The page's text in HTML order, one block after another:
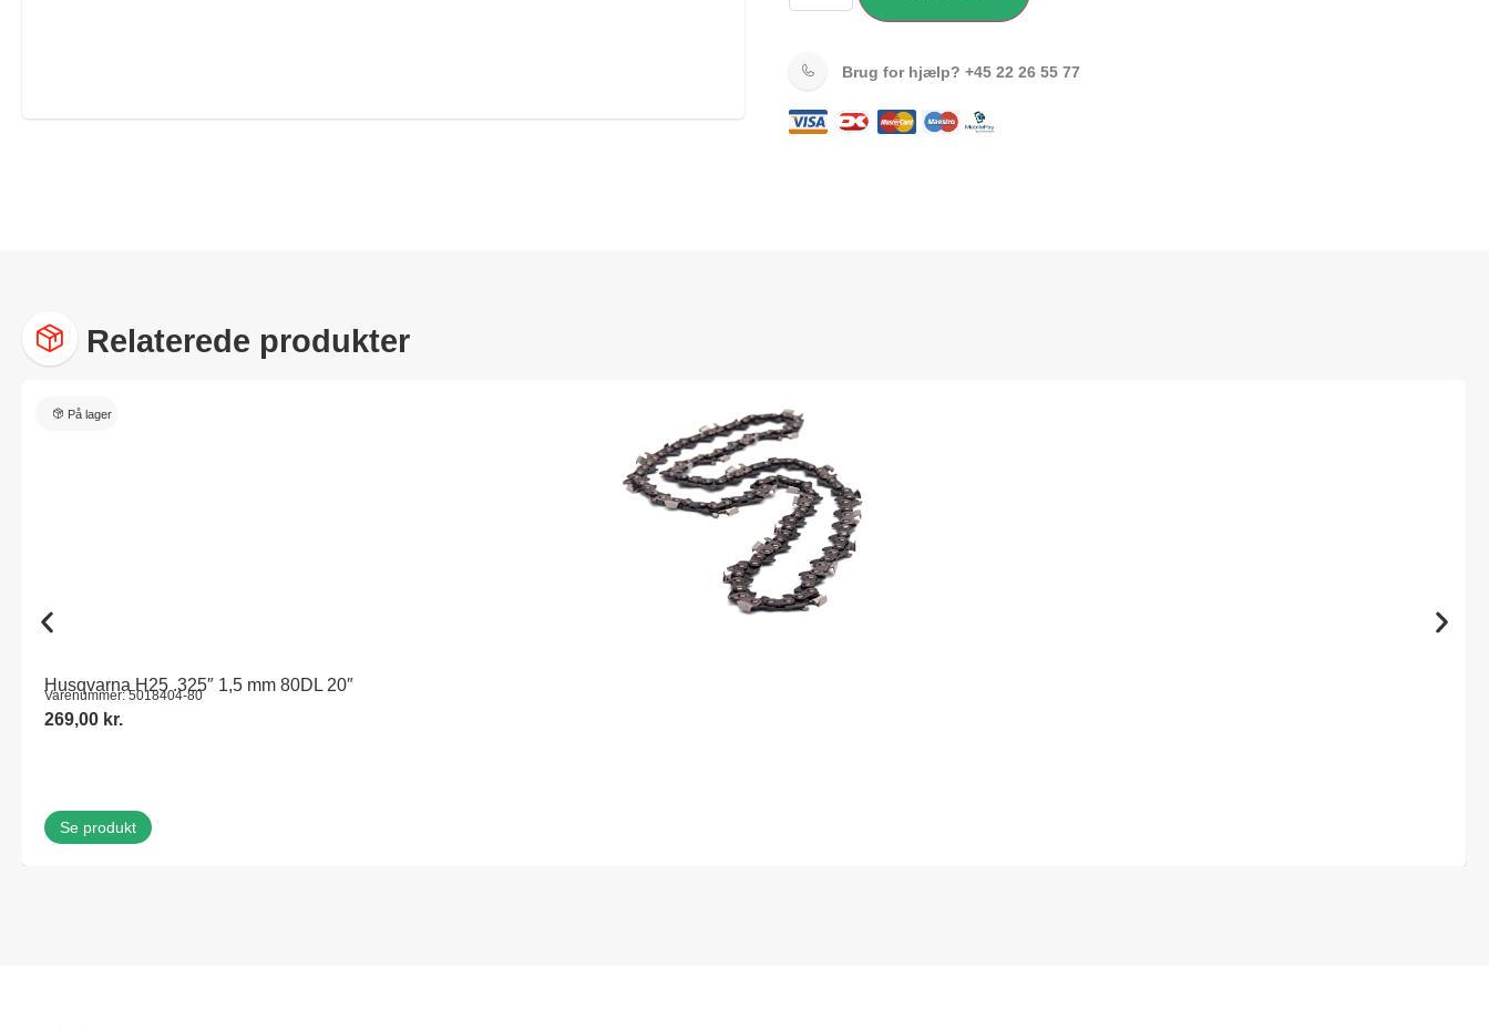
Brug for hjælp? +45 22 26 55 77
Relaterede produkter
På lager
Husqvarna H25 .325″ 1,5 mm 80DL 20″
Varenummer: 5018404-80
269,00 kr.
Se produkt